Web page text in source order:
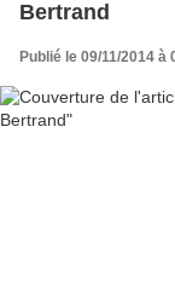
Bertrand
Publié le 09/11/2014 à